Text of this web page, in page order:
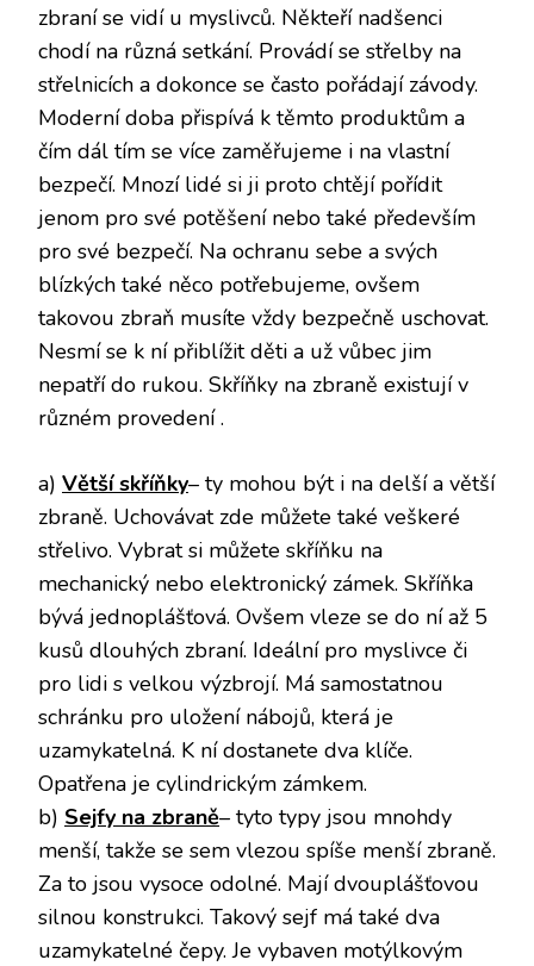
zbraní se vidí u myslivců. Někteří nadšenci
chodí na různá setkání. Provádí se střelby na
střelnicích a dokonce se často pořádají závody.
Moderní doba přispívá k těmto produktům a
čím dál tím se více zaměřujeme i na vlastní
bezpečí. Mnozí lidé si ji proto chtějí pořídit
jenom pro své potěšení nebo také především
pro své bezpečí. Na ochranu sebe a svých
blízkých také něco potřebujeme, ovšem
takovou zbraň musíte vždy bezpečně uschovat.
Nesmí se k ní přiblížit děti a už vůbec jim
nepatří do rukou. Skříňky na zbraně existují v
různém provedení.
a) Větší skříňky– ty mohou být i na delší a větší
zbraně. Uchovávat zde můžete také veškeré
střelivo. Vybrat si můžete skříňku na
mechanický nebo elektronický zámek. Skříňka
bývá jednoplášťová. Ovšem vleze se do ní až 5
kusů dlouhých zbraní. Ideální pro myslivce či
pro lidi s velkou výzbrojí. Má samostatnou
schránku pro uložení nábojů, která je
uzamykatelná. K ní dostanete dva klíče.
Opatřena je cylindrickým zámkem.
b) Sejfy na zbraně– tyto typy jsou mnohdy
menší, takže se sem vlezou spíše menší zbraně.
Za to jsou vysoce odolné. Mají dvouplášťovou
silnou konstrukci. Takový sejf má také dva
uzamykatelné čepy. Je vybaven motýlkovým